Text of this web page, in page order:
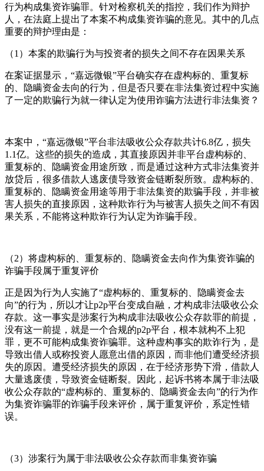
行为构成集资诈骗罪。针对检察机关的指控，我们作为辩护
人，在法庭上提出了本案不构成集资诈骗的意见。其中的几点
重要的辩护理由是：
（1）本案的欺骗行为与投资者的损失之间不存在因果关系
在案证据显示，“嘉远微银”平台确实存在虚构标的、重复标
的、隐瞒资金去向的行为，但是否只要在非法集资过程中实施
了一定的欺骗行为就一律认定为使用诈骗方法进行非法集资？
本案中，“嘉远微银”平台非法吸收公众存款共计6.8亿，损失
1.1亿。这些的损失的造成，其直接原因并非平台虚构标的、
重复标的、隐瞒资金用途所致，而是通过这种方式非法集资并
放贷后，很多借款人逃废债导致资金链断裂所致。虚构标的、
重复标的、隐瞒资金用途等用于非法集资的欺骗手段，并非被
害人损失的直接原因，这种欺诈行为与被害人损失之间不有因
果关系，不能将这种欺诈行为认定为诈骗手段。
（2）将虚构标的、重复标的、隐瞒资金去向作为集资诈骗的
诈骗手段属于重复评价
正是因为行为人实施了“虚构标的、重复标的、隐瞒资金去
向”的行为，所以才让p2p平台变成自融，才构成非法吸收公众
存款。这一事实是涉案行为构成非法吸收公众存款罪的前提，
没有这一前提，就是一个合规的p2p平台，根本就构不上犯
罪，更不可能构成集资诈骗罪。这种虚构事实的欺诈行为，是
导致出借人或称投资人愿意出借的原因，而非他们遭受经济损
失的原因。遭受经济损失的原因，在于经济形势下滑，借款人
大量逃废债，导致资金链断裂。因此，起诉书将本属于非法吸
收公众存款的“虚构标的、重复标的、隐瞒资金去向”的行为作
为集资诈骗罪的诈骗手段来评价，属于重复评价，系定性错
误。
（3）涉案行为属于非法吸收公众存款而非集资诈骗